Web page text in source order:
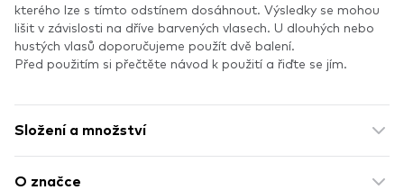
kterého lze s tímto odstínem dosáhnout. Výsledky se mohou
lišit v závislosti na dříve barvených vlasech. U dlouhých nebo
hustých vlasů doporučujeme použít dvě balení.
Před použitím si přečtěte návod k použití a řiďte se jím.
Složení a množství
O značce